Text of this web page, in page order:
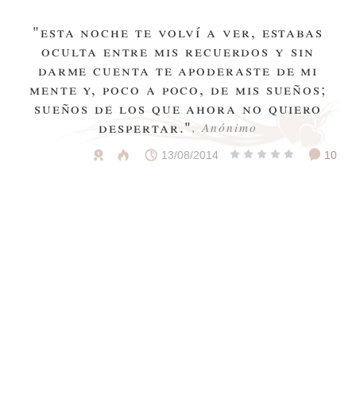
"esta noche te volví a ver, estabas
oculta entre mis recuerdos y sin
darme cuenta te apoderaste de mi
mente y, poco a poco, de mis sueños;
sueños de los que ahora no quiero
despertar.", Anónimo
13/08/2014 10